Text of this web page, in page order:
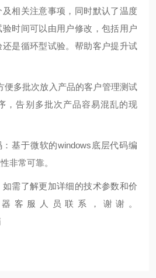
相关注意事项，同时默认了温度
时间可以由用户修改，包括用户
是循环型试验。帮助客户提升试
便多批次放入产品的客户管理测试
，告别多批次产品容易混乱的现
基于微软的windows底层代码编
非常可靠。
如需了解更加详细的技术参数和价
客服人员联系，谢谢。